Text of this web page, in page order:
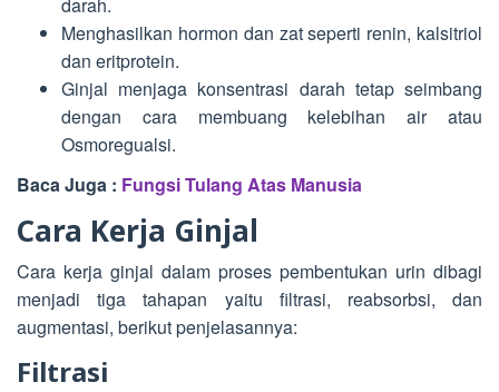
Menghasilkan hormon dan zat seperti renin, kalsitriol
dan eritprotein.
Ginjal menjaga konsentrasi darah tetap seimbang
dengan cara membuang kelebihan air atau
Osmoregualsi.
Baca Juga : Fungsi Tulang Atas Manusia
Cara Kerja Ginjal
Cara kerja ginjal dalam proses pembentukan urin dibagi
menjadi tiga tahapan yaitu filtrasi, reabsorbsi, dan
augmentasi, berikut penjelasannya:
Filtrasi